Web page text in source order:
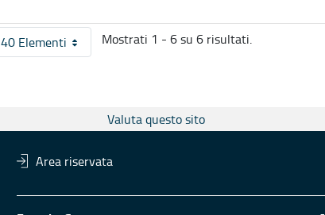
40 ElementiPer pagina
Mostrati 1 - 6 su 6 risultati.
Valuta questo sito
Area riservata